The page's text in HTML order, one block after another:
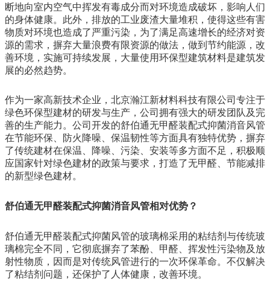
断地向室内空气中挥发有毒成分而对环境造成破坏，影响人们
的身体健康。此外，排放的工业废渣大量堆积，使得这些有害
物质对环境也造成了严重污染，为了满足高速增长的经济对资
源的需求，摒弃大量浪费有限资源的做法，做到节约能源，改
善环境，实施可持续发展，大量使用环保型建筑材料是建筑发
展的必然趋势。
作为一家高新技术企业，北京瀚江新材料科技有限公司专注于
绿色环保型建材的研发与生产，公司拥有强大的研发团队及完
善的生产能力。公司开发的舒伯通无甲醛装配式抑菌消音风管
在节能环保、防火降噪、保温韧性等方面具有独特优势，摒弃
了传统建材在保温、降噪、污染、安装等多方面不足，积极顺
应国家针对绿色建材的政策与要求，打造了无甲醛、节能减排
的新型绿色建材。
舒伯通无甲醛装配式抑菌消音风管相对优势？
舒伯通无甲醛装配式抑菌风管的玻璃棉采用的粘结剂与传统玻
璃棉完全不同，它彻底摒弃了苯酚、甲醛、挥发性污染物及放
射性物质，因而是对传统风管进行的一次环保革命。不仅解决
了粘结剂问题，还保护了人体健康，改善环境。